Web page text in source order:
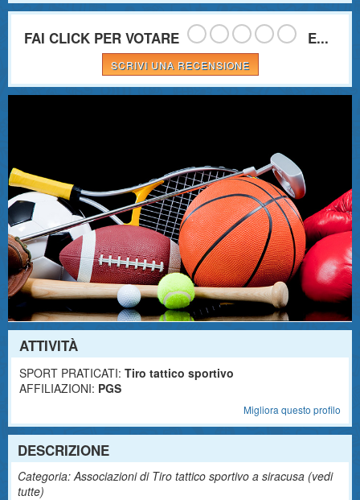
FAI CLICK PER VOTARE E...
SCRIVI UNA RECENSIONE
ATTIVITÀ
SPORT PRATICATI: Tiro tattico sportivo
AFFILIAZIONI: PGS
Migliora questo profilo
DESCRIZIONE
Categoria: Associazioni di Tiro tattico sportivo a siracusa (vedi
tutte)